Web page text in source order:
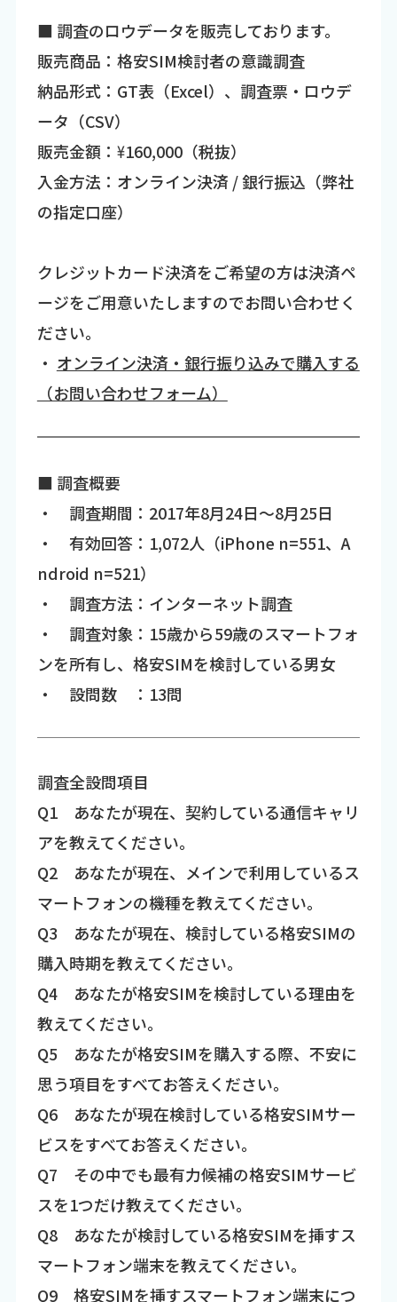
■ 調査のロウデータを販売しております。
販売商品：格安SIM検討者の意識調査
納品形式：GT表（Excel）、調査票・ロウデ
ータ（CSV）
販売金額：\160,000（税抜）
入金方法：オンライン決済 / 銀行振込（弊社
の指定口座）
クレジットカード決済をご希望の方は決済ペ
ージをご用意いたしますのでお問い合わせく
ださい。
・ オンライン決済・銀行振り込みで購入する
（お問い合わせフォーム）
■ 調査概要
・ 調査期間：2017年8月24日～8月25日
・ 有効回答：1,072人（iPhone n=551、A
ndroid n=521）
・ 調査方法：インターネット調査
・ 調査対象：15歳から59歳のスマートフォ
ンを所有し、格安SIMを検討している男女
・ 設問数 ：13問
調査全設問項目
Q1 あなたが現在、契約している通信キャリ
アを教えてください。
Q2 あなたが現在、メインで利用しているス
マートフォンの機種を教えてください。
Q3 あなたが現在、検討している格安SIMの
購入時期を教えてください。
Q4 あなたが格安SIMを検討している理由を
教えてください。
Q5 あなたが格安SIMを購入する際、不安に
思う項目をすべてお答えください。
Q6 あなたが現在検討している格安SIMサー
ビスをすべてお答えください。
Q7 その中でも最有力候補の格安SIMサービ
スを1つだけ教えてください。
Q8 あなたが検討している格安SIMを挿すス
マートフォン端末を教えてください。
Q9 格安SIMを挿すスマートフォン端末につ